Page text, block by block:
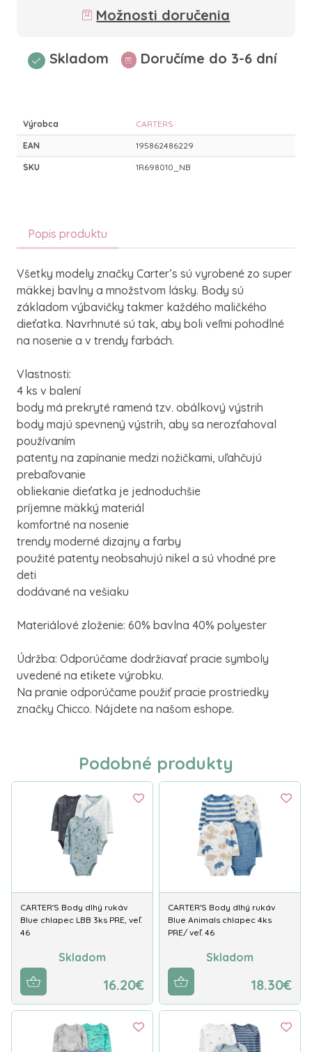
Možnosti doručenia
Skladom Doručíme do 3-6 dní
Výrobca CARTERS
EAN 195862486229
SKU 1R698010_NB
Popis produktu
Všetky modely značky Carter’s sú vyrobené zo super
mäkkej bavlny a množstvom lásky. Body sú
základom výbavičky takmer každého maličkého
dieťatka. Navrhnuté sú tak, aby boli veľmi pohodlné
na nosenie a v trendy farbách.
Vlastnosti:
4 ks v balení
body má prekryté ramená tzv. obálkový výstrih
body majú spevnený výstrih, aby sa nerozťahoval
používaním
patenty na zapínanie medzi nožičkami, uľahčujú
prebaľovanie
obliekanie dieťatka je jednoduchšie
príjemne mäkký materiál
komfortné na nosenie
trendy moderné dizajny a farby
použité patenty neobsahujú nikel a sú vhodné pre
deti
dodávané na vešiaku
Materiálové zloženie: 60% bavlna 40% polyester
Údržba: Odporúčame dodržiavať pracie symboly
uvedené na etikete výrobku.
Na pranie odporúčame použiť pracie prostriedky
značky Chicco. Nájdete na našom eshope.
Podobné produkty
CARTER'S Body dlhý rukáv
Blue chlapec LBB 3ks PRE, veľ.
46
Skladom
16.20€
CARTER'S Body dlhý rukáv
Blue Animals chlapec 4ks
PRE/ veľ. 46
Skladom
18.30€